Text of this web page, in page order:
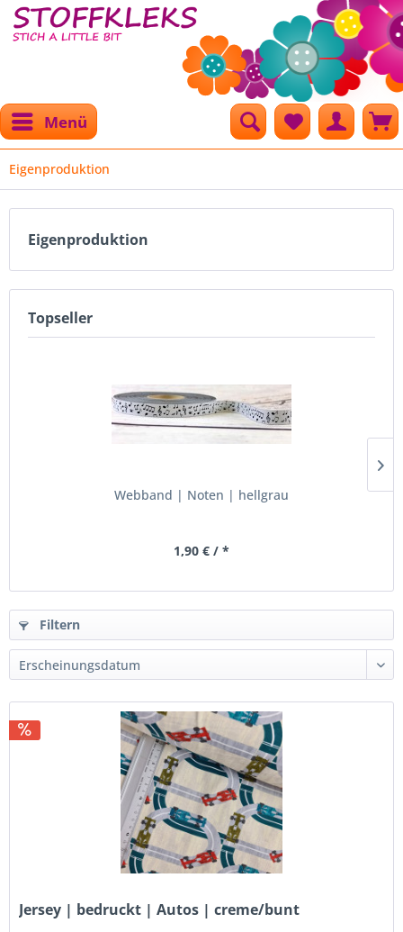
Menü
Eigenproduktion
Eigenproduktion
Topseller
Webband | Noten | hellgrau
1,90 € / *
Filtern
Jersey | bedruckt | Autos | creme/bunt